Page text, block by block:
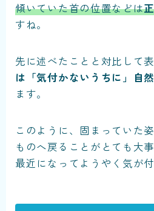
傾いていた首の位置などは
すね。
先に述べたことと対比して表
は「気付かないうちに」自
ます。
このように、固まっていた
ものへ戻ることがとても大
最近になってようやく気が付